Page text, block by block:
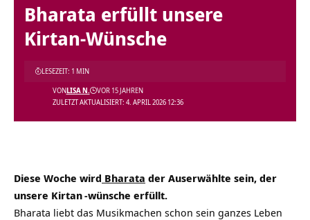
Bharata erfüllt unsere
Kirtan-Wünsche
ZULETZT AKTUALISIERT: 4. APRIL 2026 12:36
VONLISA N. VOR 15 JAHREN
LESEZEIT: 1 MIN
Diese Woche wird Bharata der Auserwählte sein, der
unsere Kirtan-wünsche erfüllt.
Bharata liebt das Musikmachen schon sein ganzes Leben